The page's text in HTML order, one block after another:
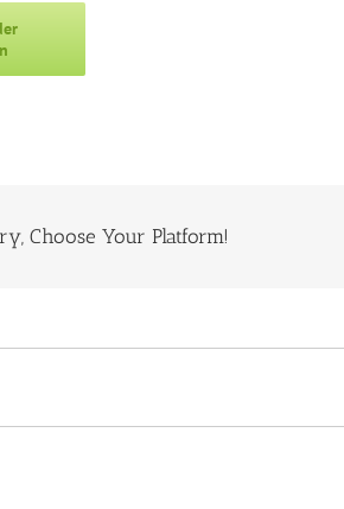
Choose Your Platform!